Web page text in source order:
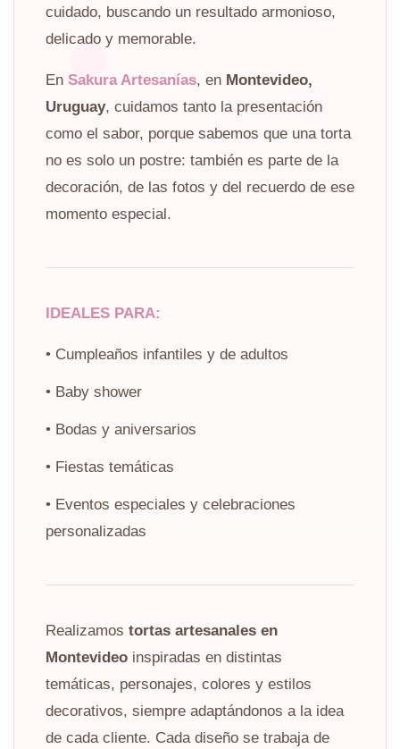
cuidado, buscando un resultado armonioso,
delicado y memorable.
En Sakura Artesanías, en Montevideo,
Uruguay, cuidamos tanto la presentación
como el sabor, porque sabemos que una torta
no es solo un postre: también es parte de la
decoración, de las fotos y del recuerdo de ese
momento especial.
IDEALES PARA:
• Cumpleaños infantiles y de adultos
• Baby shower
• Bodas y aniversarios
• Fiestas temáticas
• Eventos especiales y celebraciones
personalizadas
Realizamos tortas artesanales en
Montevideo inspiradas en distintas
temáticas, personajes, colores y estilos
decorativos, siempre adaptándonos a la idea
de cada cliente. Cada diseño se trabaja de